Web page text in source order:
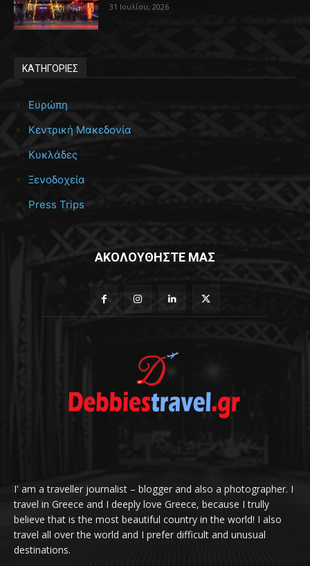
31 Ιουλίου, 2026
ΚΑΤΗΓΟΡΙΕΣ
Ευρώπη
Κεντρική Μακεδονία
Κυκλάδες
Ξενοδοχεία
Press Trips
ΑΚΟΛΟΥΘΗΣΤΕ ΜΑΣ
I' am a traveller journalist – blogger and also a photographer. I
travel in Greece and I deeply love Greece, because I trully
believe that is the most beautiful country in the world! I also
travel all over the world and I prefer difficult and unusual
destinations.